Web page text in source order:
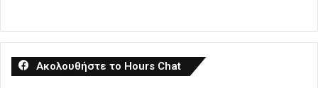
Ακολουθήστε το Hours Chat